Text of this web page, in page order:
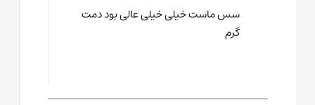
سس ماست خیلی خیلی عالی بود دمت
گرم